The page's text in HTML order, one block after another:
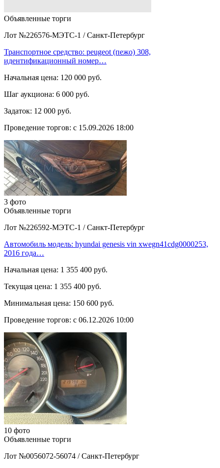
Объявленные торги
Лот №226576-МЭТС-1 / Санкт-Петербург
Транспортное средство: peugeot (пежо) 308,
идентификационный номер…
Начальная цена: 120 000 руб.
Шаг аукциона: 6 000 руб.
Задаток: 12 000 руб.
Проведение торгов: с 15.09.2026 18:00
3 фото
Объявленные торги
Лот №226592-МЭТС-1 / Санкт-Петербург
Автомобиль модель: hyundai genesis vin xwegn41cdg0000253,
2016 года…
Начальная цена: 1 355 400 руб.
Текущая цена: 1 355 400 руб.
Минимальная цена: 150 600 руб.
Проведение торгов: с 06.12.2026 10:00
10 фото
Объявленные торги
Лот №0056072-56074 / Санкт-Петербург